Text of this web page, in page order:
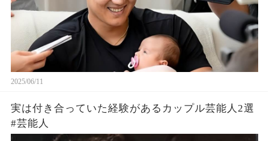
2025/06/11
実は付き合っていた経験があるカップル芸能人2選
#芸能人